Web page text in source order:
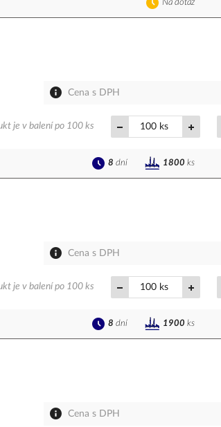
Na dotaz
Cena s DPH
ks
je v balení po 100 ks
8 dní 1800 ks
Cena s DPH
ks
je v balení po 100 ks
8 dní 1900 ks
Cena s DPH